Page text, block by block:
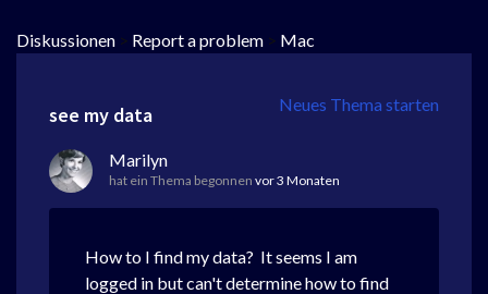
Diskussionen > Report a problem > Mac
Neues Thema starten
see my data
Marilyn
hat ein Thema begonnen vor 3 Monaten
How to I find my data? It seems I am
logged in but can't determine how to find